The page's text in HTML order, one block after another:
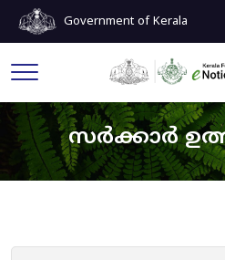
Government of Kerala
സർക്കാർ